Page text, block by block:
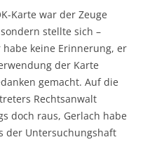
Karte war der Zeuge
stellte sich –
keine Erinnerung, er
der Karte
gemacht. Auf die
Rechtsanwalt
doch raus, Gerlach habe
der Untersuchungshaft